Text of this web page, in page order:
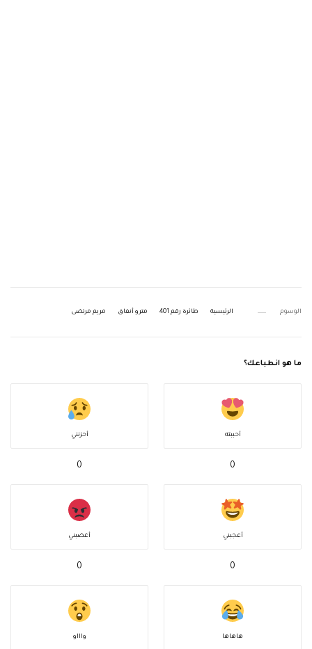
الوسوم الرئيسية طائرة رقم 401 مترو أنفاق مريم مرتضى
ما هو انطباعك؟
أحببته
0
أحزنني
0
أعجبني
0
أغضبني
0
هاهاها واااو